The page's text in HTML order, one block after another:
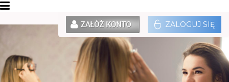
ZALOGUJ SIĘ